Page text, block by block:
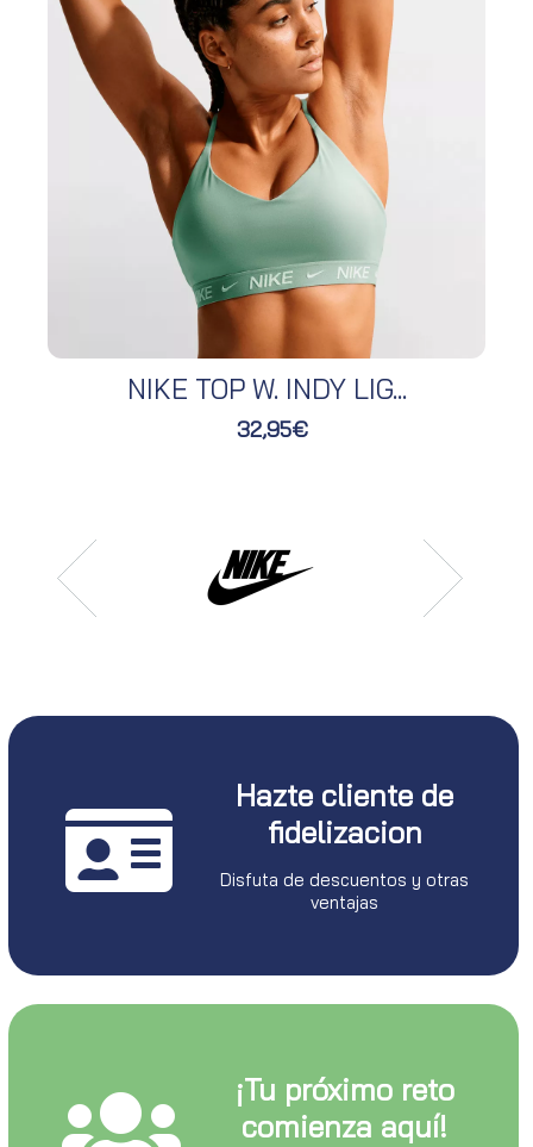
NIKE TOP W. INDY LIG...
32,95€
Hazte cliente de
fidelizacion
Disfuta de descuentos y otras
ventajas
¡Tu próximo reto
comienza aquí!